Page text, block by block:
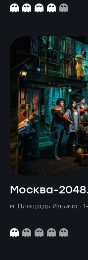
Москва-
м. Площадь Ильича ·